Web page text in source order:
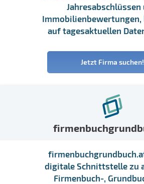
Jahresabschlüssen
Immobilienbewertungen,
auf tagesaktuellen
Jetzt Firma suchen!
digitale Schnittstelle zu
Firmenbuch-,